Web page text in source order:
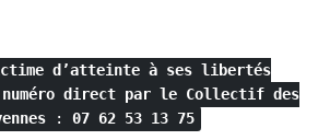
d’atteinte à ses libertés
numéro direct par le Collectif des
: 07 62 53 13 75